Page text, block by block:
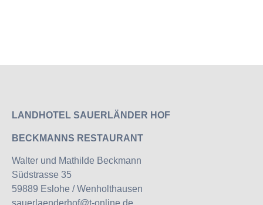
LANDHOTEL SAUERLÄNDER HOF
BECKMANNS RESTAURANT
Walter und Mathilde Beckmann
Südstrasse 35
59889 Eslohe / Wenholthausen